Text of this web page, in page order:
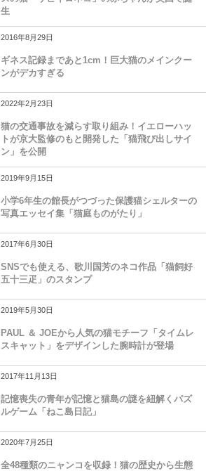
生
2016年8月29日
ギネス記録まであと1cm！巨大猫のメインクー
ンがデカすぎる
2022年2月23日
猫の交通事故を減らす取り組み！イエローハッ
トが京大監修のもと開発した「猫飛び出しサイ
ン」を公開
2019年9月15日
小学6年生の館長がつづった保護猫シェルターの
写真エッセイ集「猫庭ものがたり」
2017年6月30日
SNSでも使える、歌川国芳のネコ作品「猫飼好
五十三疋」のスタンプ
2019年5月30日
PAUL ＆ JOEから人気の猫モチーフ「タイムレ
スキャット」をデザインした腕時計が登場
2017年11月13日
記憶喪失の青年が記憶と猫島の謎を紐解くパズ
ルゲーム「ねこ島日記」
2020年7月25日
全48種類のニャンコを収録！猫の歴史から生態